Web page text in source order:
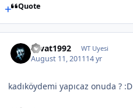
Quote
cevat1992 WT Uyesi
August 11, 201114 yr
kadıköydemi yapıcaz onuda ? :D